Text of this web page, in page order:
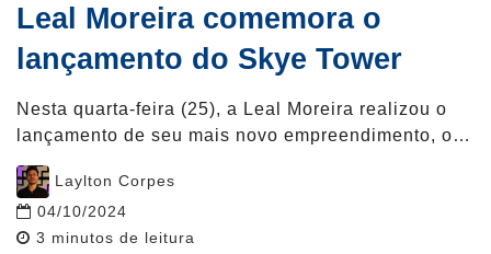
Leal Moreira comemora o
lançamento do Skye Tower
Nesta quarta-feira (25), a Leal Moreira realizou o
lançamento de seu mais novo empreendimento, o…
Post
author
Laylton Corpes
04/10/2024
Reading
3 minutos de leitura